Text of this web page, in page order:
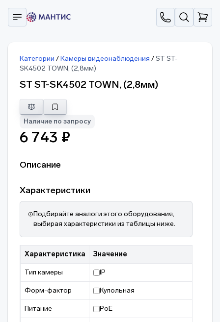
Категории /Камеры видеонаблюдения /ST ST-
SK4502 TOWN, (2,8мм)
ST ST-SK4502 TOWN, (2,8мм)
Наличие по запросу
6 743 ₽
Описание
Характеристики
Подбирайте аналоги этого оборудования,
выбирая характеристики из таблицы ниже.
Характеристика Значение
Тип камеры IP
Форм-фактор Купольная
Питание PoE